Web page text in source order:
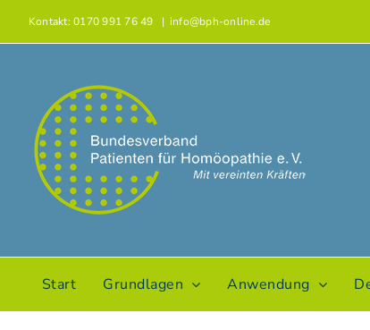
Kontakt: 0170 991 76 49 | info@bph-online.de
Start Grundlagen Anwendung